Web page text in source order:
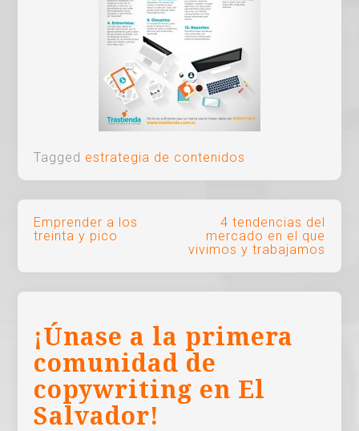
Tagged estrategia de contenidos
Navegación
entradas
Emprender a los
treinta y pico
4 tendencias del
mercado en el que
vivimos y trabajamos
¡Únase a la primera
comunidad de
copywriting en El
Salvador!